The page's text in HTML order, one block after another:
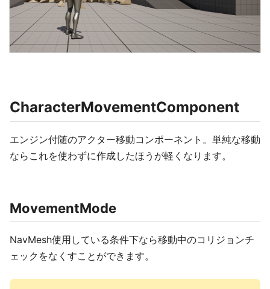
CharacterMovementComponent
エンジン付随のアクター移動コンポーネント。単純な移動
ならこれを使わずに作成したほうが軽くなります。
MovementMode
NavMesh使用している条件下なら移動中のコリジョンチ
ェックをなくすことができます。